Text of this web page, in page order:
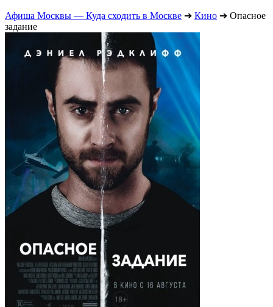
Афиша Москвы — Куда сходить в Москве ➔ Кино ➔ Опасное
задание